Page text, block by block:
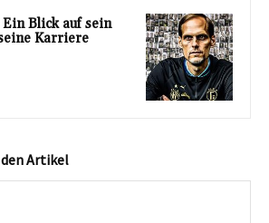
Blick auf sein
Karriere
Artikel